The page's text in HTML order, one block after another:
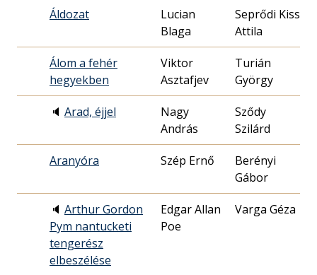
Áldozat
Lucian
Blaga
Seprődi Kiss
Attila
Álom a fehér
hegyekben
Viktor
Asztafjev
Turián
György
🔈 Arad, éjjel
Nagy
András
Sződy
Szilárd
Aranyóra Szép Ernő
Berényi
Gábor
🔈 Arthur Gordon
Pym nantucketi
tengerész
elbeszélése
Edgar Allan
Poe
Varga Géza